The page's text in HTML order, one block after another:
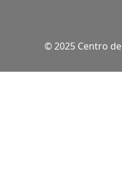
© 2025 Centro